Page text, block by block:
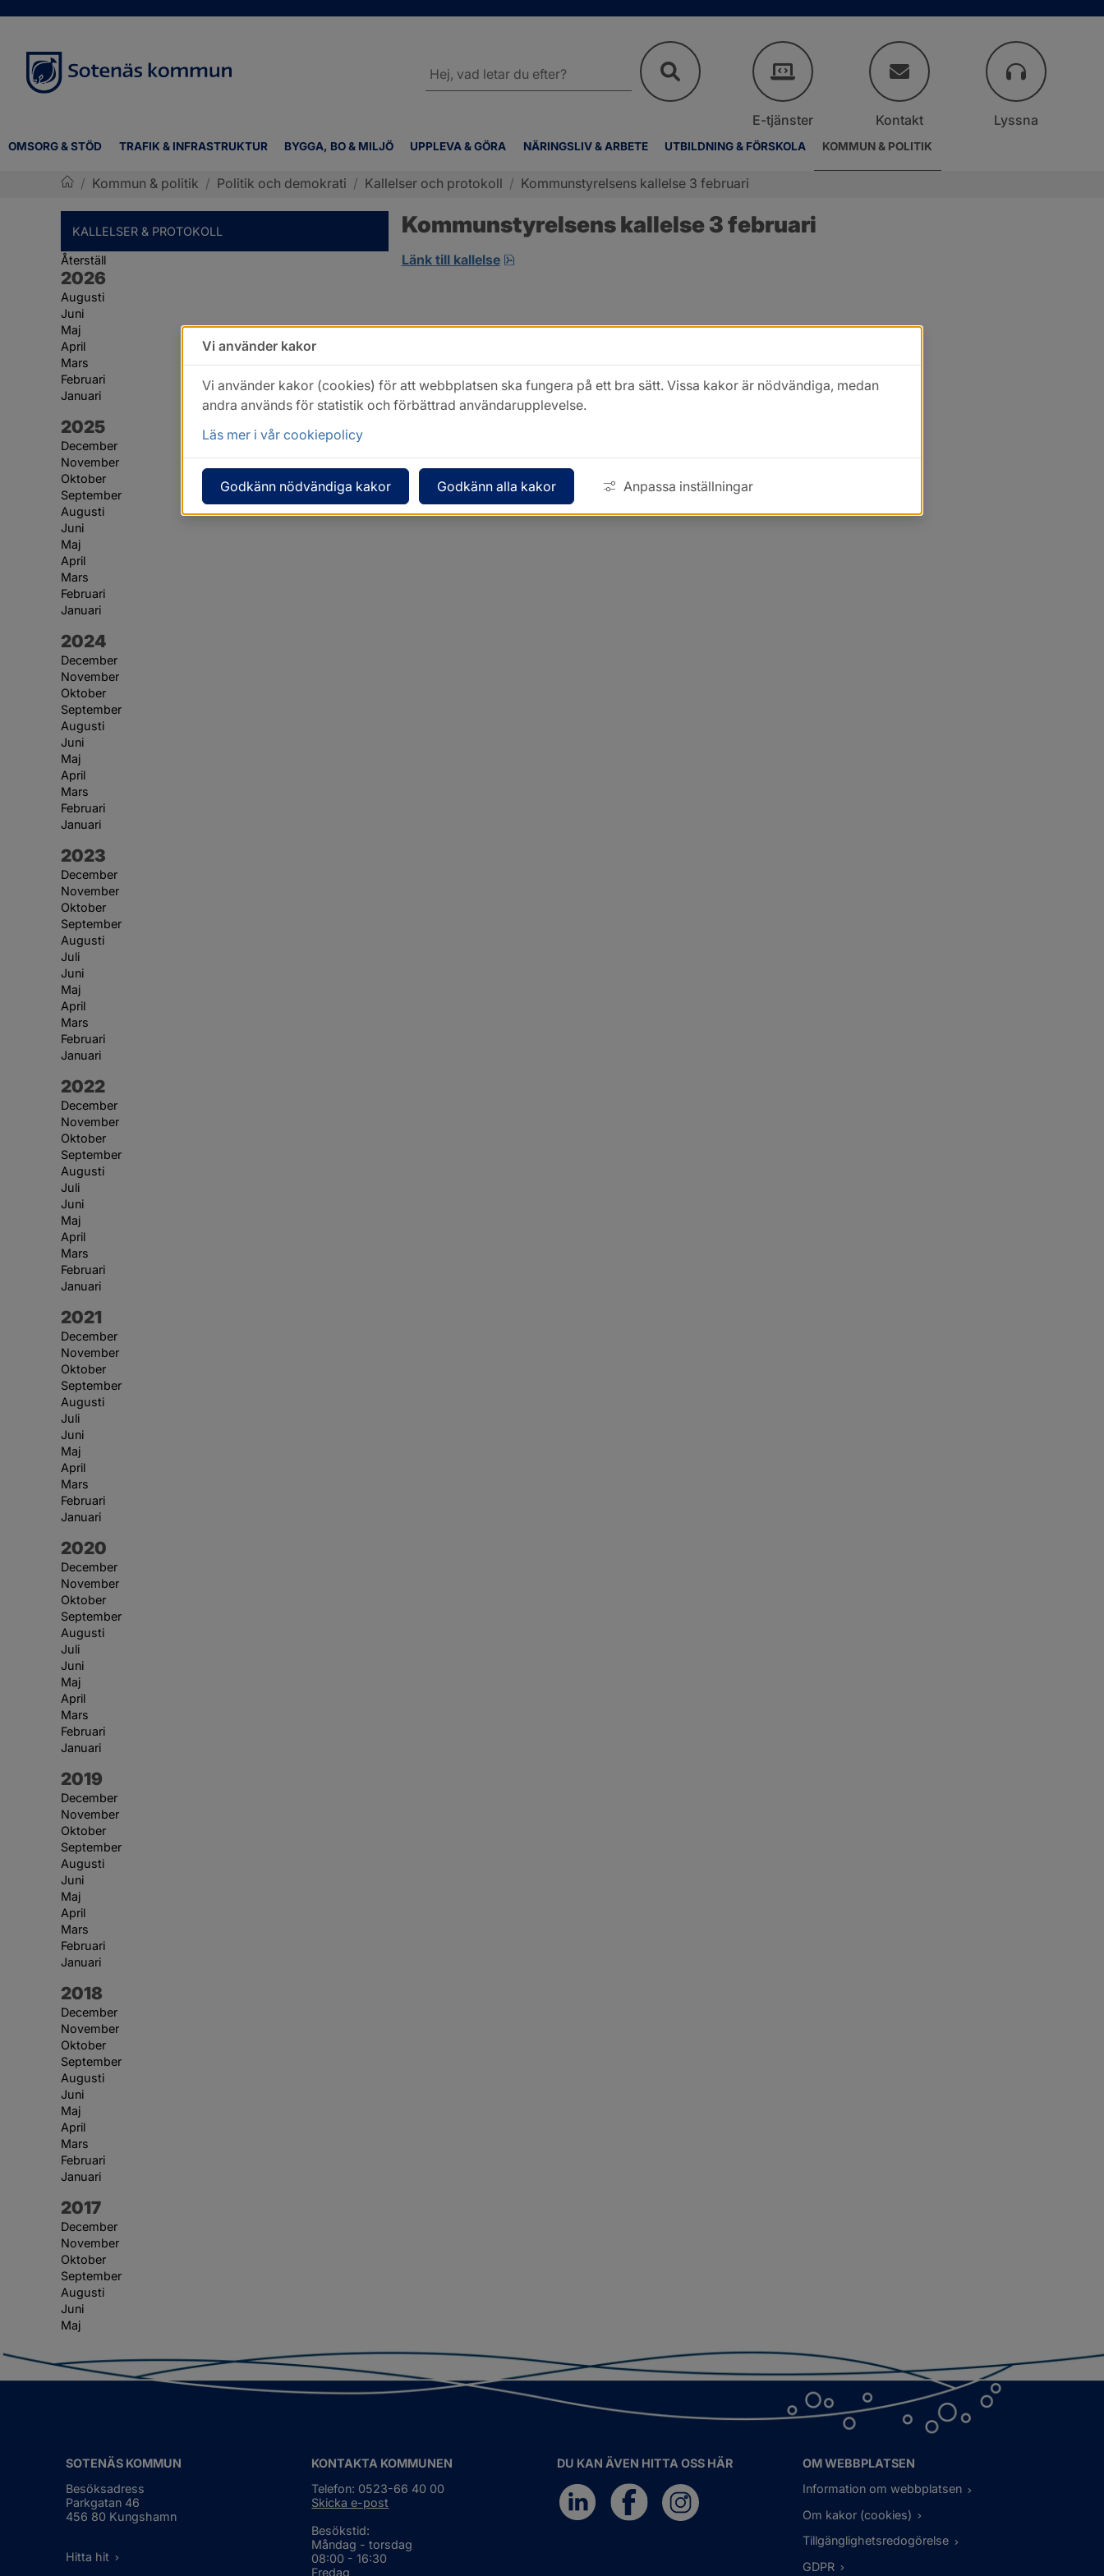
OMSORG & STÖD TRAFIK & INFRASTRUKTUR BYGGA, BO & MILJÖ UPPLEVA & GÖRA NÄRINGSLIV & ARBETE UTBILDNING & FÖRSKOLA KOMMUN & POLITIK
webbplatsen
E-tjänster Kontakt Lyssna
/ Kommun & politik / Politik och demokrati / Kallelser och protokoll / Kommunstyrelsens kallelse 3 februari
KALLELSER & PROTOKOLL
Återställ
År:
2026
Augusti
Juni
Maj
April
Mars
Februari
Januari
År:
2025
December
November
Oktober
September
Augusti
Juni
Maj
April
Mars
Februari
Januari
År:
2024
December
November
Oktober
September
Augusti
Juni
Maj
April
Mars
Februari
Januari
År:
2023
December
November
Oktober
September
Augusti
Juli
Juni
Maj
April
Mars
Februari
Januari
År:
2022
December
November
Oktober
September
Augusti
Juli
Juni
Maj
April
Mars
Februari
Januari
År:
2021
December
November
Oktober
September
Augusti
Juli
Juni
Maj
April
Mars
Februari
Januari
År:
2020
December
November
Oktober
September
Augusti
Juli
Juni
Maj
April
Mars
Februari
Januari
År:
2019
December
November
Oktober
September
Augusti
Juni
Maj
April
Mars
Februari
Januari
År:
2018
December
November
Oktober
September
Augusti
Juni
Maj
April
Mars
Februari
Januari
År:
2017
December
November
Oktober
September
Augusti
Juni
Maj
Kommunstyrelsens kallelse 3 februari
Länk till kallelse pdf, 7.9 MB, öppnas i nytt fönster.
SOTENÄS KOMMUN
Besöksadress
Parkgatan 46
456 80 Kungshamn
Hitta hit
KONTAKTA KOMMUNEN
Telefon: 0523-66 40 00
Skicka e-post
Besökstid:
Måndag - torsdag
08:00 - 16:30
Fredag
DU KAN ÄVEN HITTA OSS HÄR
OM WEBBPLATSEN
Information om webbplatsen
Om kakor (cookies)
Tillgänglighetsredogörelse
GDPR
Vi använder kakor
Vi använder kakor (cookies) för att webbplatsen ska fungera på ett bra sätt. Vissa kakor är nödvändiga, medan
andra används för statistik och förbättrad användarupplevelse.
Läs mer i vår cookiepolicy
Godkänn nödvändiga kakor Godkänn alla kakor Anpassa inställningar